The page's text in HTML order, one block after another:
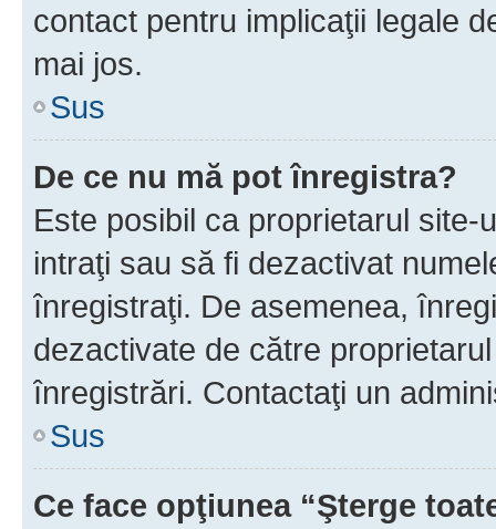
contact pentru implicaţii legale
mai jos.
Sus
De ce nu mă pot înregistra?
Este posibil ca proprietarul
intraţi sau să fi dezactivat
înregistraţi. De asemenea,
dezactivate de către
înregistrări. Contactaţi un
Sus
Ce face opţiunea “Şterge